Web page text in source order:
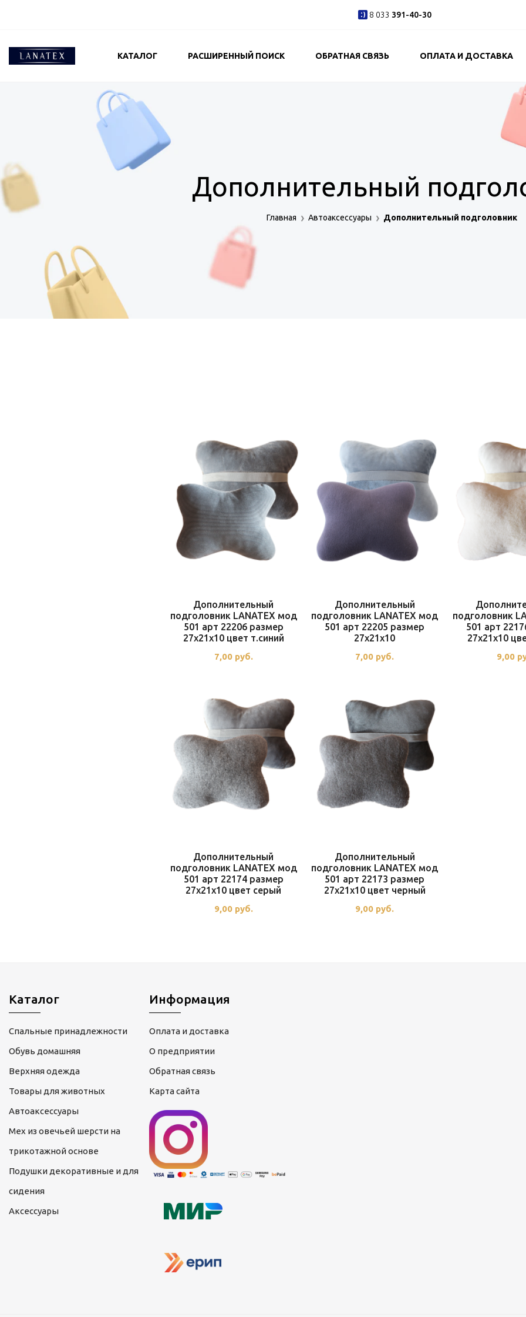
8 033 391-40-30
КАТАЛОГ РАСШИРЕННЫЙ ПОИСК ОБРАТНАЯ СВЯЗЬ ОПЛАТА И ДОСТАВКА
Дополнительный
Главная Автоаксессуары Дополнительный подголовник
Дополнительный
подголовник LANATEX мод
501 арт 22206 размер
27x21x10 цвет т.синий
7,00 руб.
Дополнительный
подголовник LANATEX мод
501 арт 22205 размер
27x21x10
7,00 руб.
подголовник
501 арт
27x21x10
9,00
Дополнительный
подголовник LANATEX мод
501 арт 22174 размер
27x21x10 цвет серый
9,00 руб.
Дополнительный
подголовник LANATEX мод
501 арт 22173 размер
27x21x10 цвет черный
9,00 руб.
Каталог
Спальные принадлежности
Обувь домашняя
Верхняя одежда
Товары для животных
Автоаксессуары
Мех из овечьей шерсти на
трикотажной основе
Подушки декоративные и для
сидения
Аксессуары
Информация
Оплата и доставка
О предприятии
Обратная связь
Карта сайта